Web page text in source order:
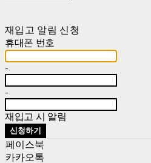
재입고 알림 신청
휴대폰 번호
-
-
재입고 시 알림
신청하기
페이스북
카카오톡